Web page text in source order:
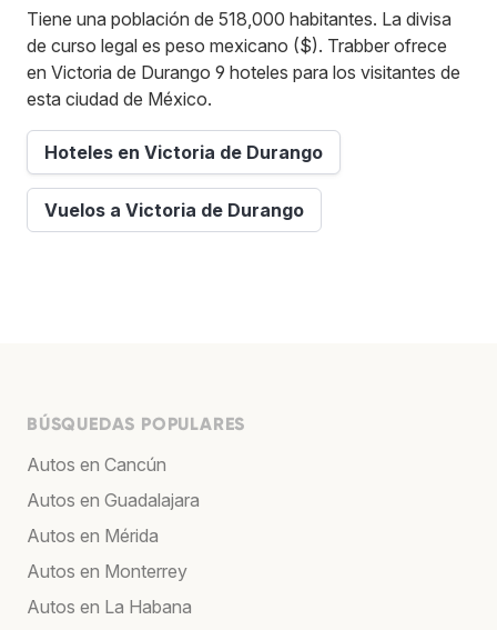
Tiene una población de 518,000 habitantes. La divisa
de curso legal es peso mexicano ($). Trabber ofrece
en Victoria de Durango 9 hoteles para los visitantes de
esta ciudad de México.
Hoteles en Victoria de Durango
Vuelos a Victoria de Durango
BÚSQUEDAS POPULARES
Autos en Cancún
Autos en Guadalajara
Autos en Mérida
Autos en Monterrey
Autos en La Habana